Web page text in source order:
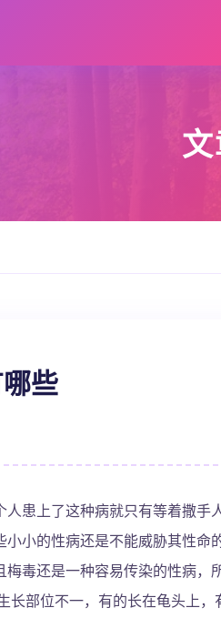
些
患上了这种病就只有等着撒手
小的性病还是不能威胁其性命
毒还是一种容易传染的性病，
长部位不一，有的长在龟头上